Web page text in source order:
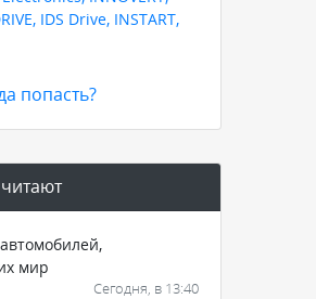
IDS Drive, INSTART,
любых задач
попасть?
мир
Сегодня, в 13:40